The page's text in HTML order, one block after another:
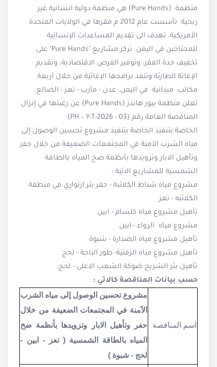
منظمة (Pure Hands) هي منظمة دولية انسانية غير
ربحية تأسست عام 2012 م مقرها في الولايات المتحدة
الأمريكية، تهدف الى تقديم المساعدات الإنسانية
للمحتاجين في اليمن. تركز مشاريع "Pure Hands" على
تخفيف حدة الفقر، وتوفير الفرص الاقتصادية، وتقديم
الإغاثة الطارئة وتنفذ برامجها الإغاثية من خلال أربعة
مكاتب ميدانية في اليمن، عدن - مأرب - تعز - الضالع.
تعلن منظمة بيور هاندز (Pure Hands) عن رغبتها في إنزال
المناقصة العامة رقم (PH – Y-T-2026 - 03)
الخاصة بتنفيذ الخاصة بتنفيذ مشروع تحسين الوصول إلى
مياه الشرب الآمنة في المجتمعات الضعيفة من خلال حفر
وتأهيل الابار وتزويدها بأنظمة ضخ المياه بالطاقة
الشمسية للمشاريع الاتية :
مشروع مياه شباط الكلائبة - حفر بئر ارتوازي في منطقة
الكلائبه - تعز
تأهيل مشروع مياه كلسام - ابين
مشروع مياه الرواء - ابين
تأهيل مشروع مياه الصدارة - شبوة
تأهيل مشروع مياه الزفتية- طور الباحة - لحج
تأهيل بئر الشريج ضوكة الشعب الاعلى - لحج
حسب بيانات المناقصة كالاتي :
اسم المناقصة
مشروع تحسين الوصول إلى مياه الشرب
الآمنة في المجتمعات الضعيفة من خلال
حفر وتأهيل الابار وتزويدها بأنظمة ضخ
المياه بالطاقة الشمسية ( تعز - ابين -
لحج - شبوة )